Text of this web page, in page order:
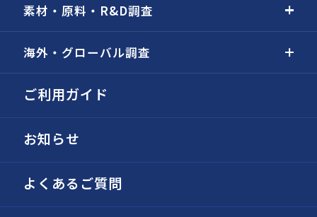
素材・原料・R&D調査
海外・グローバル調査
ご利用ガイド
お知らせ
よくあるご質問